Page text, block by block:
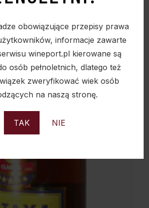
obowiązujące przepisy prawa
informacje zawarte
wineport.pl kierowane są
osób pełnoletnich, dlatego też
zweryfikować wiek osób
na naszą stronę.
TAK NIE
Sold